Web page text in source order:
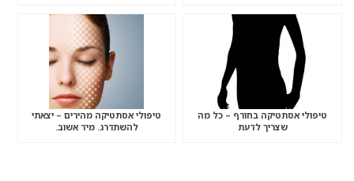
טיפולי אסתטיקה בחורף – כל מה
שצריך לדעת
טיפולי אסתטיקה מהירים – יצאתי
להשתדרג. מיד אשוב.